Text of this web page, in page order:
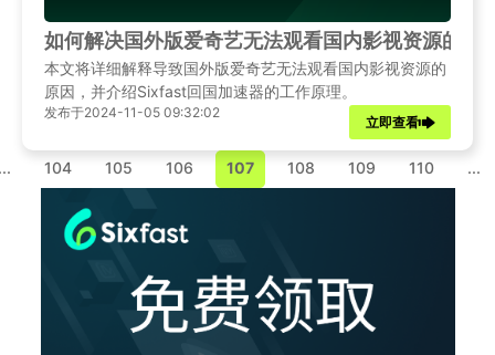
如何解决国外版爱奇艺无法观看国内影视资源的问
本文将详细解释导致国外版爱奇艺无法观看国内影视资源的
原因，并介绍Sixfast回国加速器的工作原理。
发布于2024-11-05 09:32:02
立即查看
104 105 106 107 108 109 110 ...